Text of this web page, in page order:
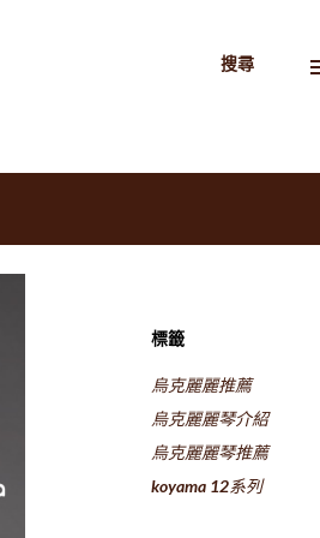
搜尋
標籤
烏克麗麗推薦
烏克麗麗琴介紹
烏克麗麗琴推薦
koyama 12系列